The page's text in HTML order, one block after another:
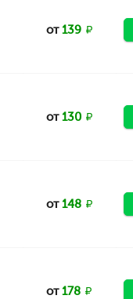
от139
от130
от148
от178